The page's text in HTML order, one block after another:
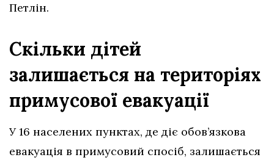
Петлін.
Скільки дітей
залишається на територіях
примусової евакуації
У 16 населених пунктах, де діє обов’язкова
евакуація в примусовий спосіб, залишається